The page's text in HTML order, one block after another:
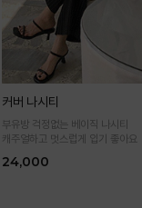
커버 나시티
부유방 걱정없는 베이직 나시티
캐주얼하고 멋스럽게 입기 좋아요
24,000